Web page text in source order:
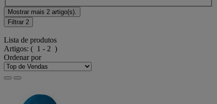
Mostrar mais 2 artigo(s).
Filtrar 2
Lista de produtos
Artigos: ( 1 - 2 )
Ordenar por